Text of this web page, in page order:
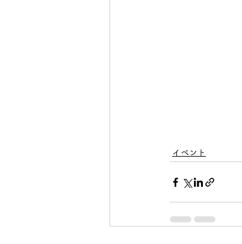
イベント